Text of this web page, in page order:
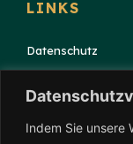
Indem Sie unsere
LINKS
Datenschutz